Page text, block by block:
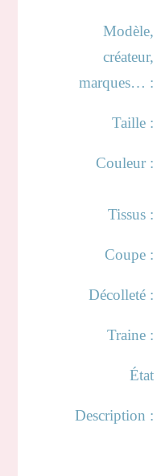
Modèle,
créateur,
marques… :
Taille :
Couleur :
Tissus :
Coupe :
Décolleté :
Traine :
État
Description :